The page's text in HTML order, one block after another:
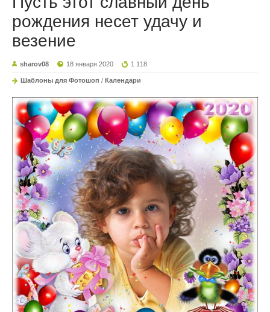
рождения несет удачу и
везение
sharov08 18 января 2020 1 118
Шаблоны для Фотошоп / Календари